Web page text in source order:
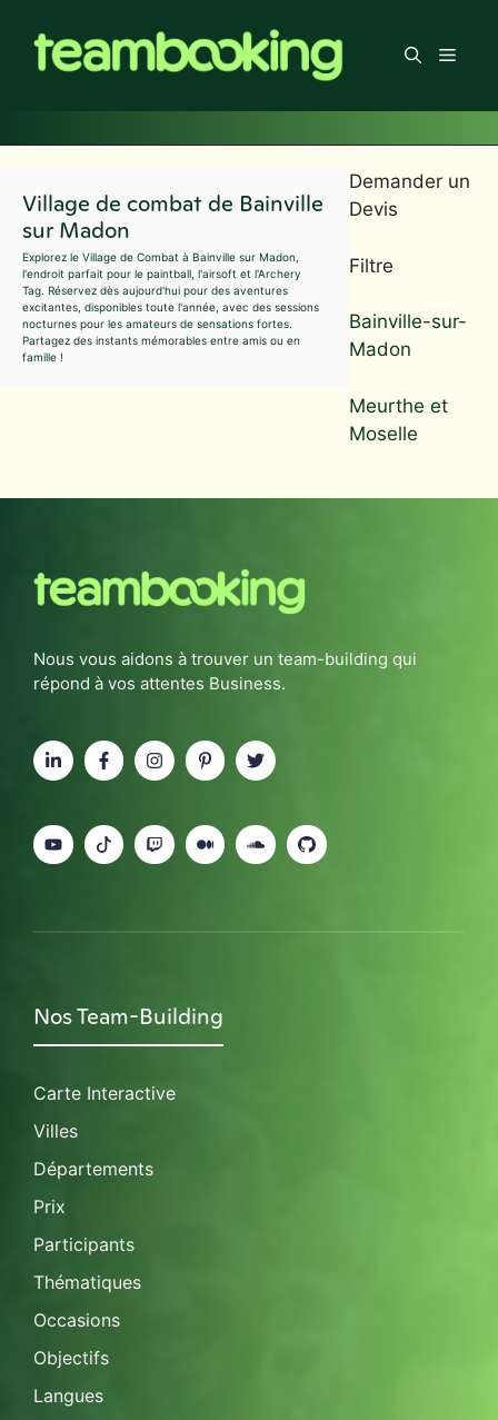
contenu
Menu
Village de combat de Bainville
sur Madon
Explorez le Village de Combat à Bainville sur Madon,
l'endroit parfait pour le paintball, l'airsoft et l'Archery
Tag. Réservez dès aujourd'hui pour des aventures
excitantes, disponibles toute l'année, avec des sessions
nocturnes pour les amateurs de sensations fortes.
Partagez des instants mémorables entre amis ou en
famille !
Demander un
Devis
Filtre
Bainville-sur-
Madon
Meurthe et
Moselle
Nous vous aidons à trouver un team-building qui
répond à vos attentes Business.
Nos Team-Building
Carte Interactive
Villes
Départements
Prix
Participants
Thématiques
Occasions
Objectifs
Langues